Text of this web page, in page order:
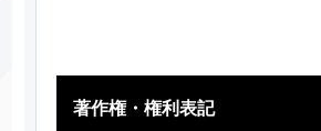
著作権・権利表記